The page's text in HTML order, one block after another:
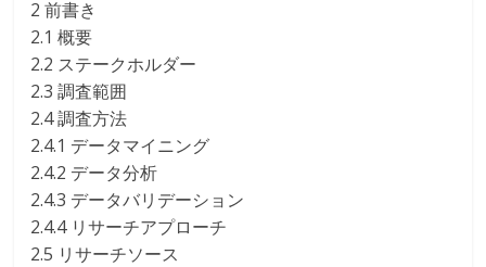
2 前書き
2.1 概要
2.2 ステークホルダー
2.3 調査範囲
2.4 調査方法
2.4.1 データマイニング
2.4.2 データ分析
2.4.3 データバリデーション
2.4.4 リサーチアプローチ
2.5 リサーチソース